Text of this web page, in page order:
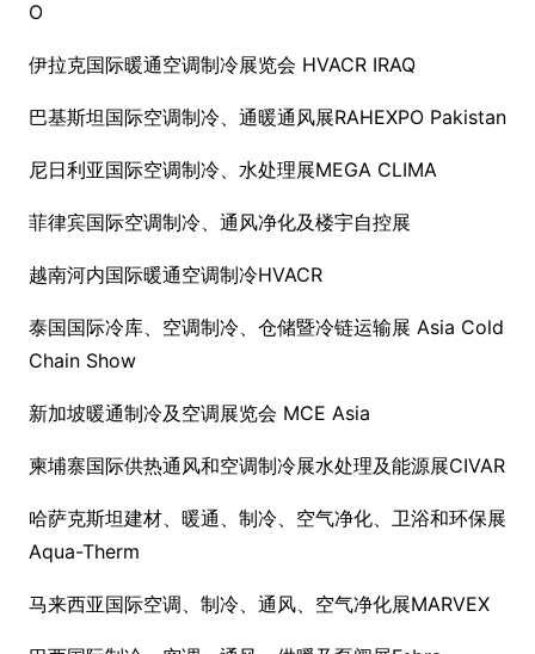
O
伊拉克国际暖通空调制冷展览会 HVACR IRAQ
巴基斯坦国际空调制冷、通暖通风展RAHEXPO Pakistan
尼日利亚国际空调制冷、水处理展MEGA CLIMA
菲律宾国际空调制冷、通风净化及楼宇自控展
越南河内国际暖通空调制冷HVACR
泰国国际冷库、空调制冷、仓储暨冷链运输展 Asia Cold
Chain Show
新加坡暖通制冷及空调展览会 MCE Asia
柬埔寨国际供热通风和空调制冷展水处理及能源展CIVAR
哈萨克斯坦建材、暖通、制冷、空气净化、卫浴和环保展
Aqua-Therm
马来西亚国际空调、制冷、通风、空气净化展MARVEX